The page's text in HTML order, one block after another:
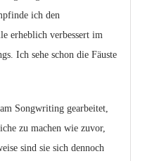
ich den
erheblich verbessert im
Ich sehe schon die Fäuste
Songwriting gearbeitet,
zu machen wie zuvor,
sind sie sich dennoch